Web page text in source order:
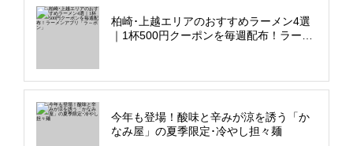
柏崎･上越エリアのおすすめラーメン4選
｜1杯500円クーポンを毎週配布！ラーメ
今年も登場！酸味と辛みが涼を誘う「か
なみ屋」の夏季限定･冷やし担々麺